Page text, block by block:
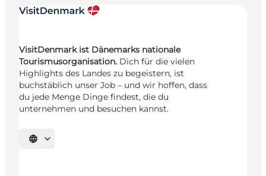
VisitDenmark ist Dänemarks nationale
Tourismusorganisation. Dich für die vielen
Highlights des Landes zu begeistern, ist
buchstäblich unser Job – und wir hoffen, dass
du jede Menge Dinge findest, die du
unternehmen und besuchen kannst.
Sprache auswählen